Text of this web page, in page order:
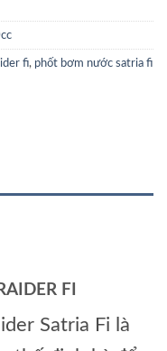
fi, phốt bơm nước satria fi
FI
Satria Fi là